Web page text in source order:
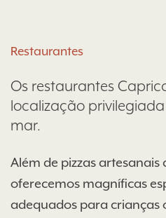
Restaurantes
Os restaurantes
localização
mar.
Além de pizzas
oferecemos magníficas
adequados para crianças